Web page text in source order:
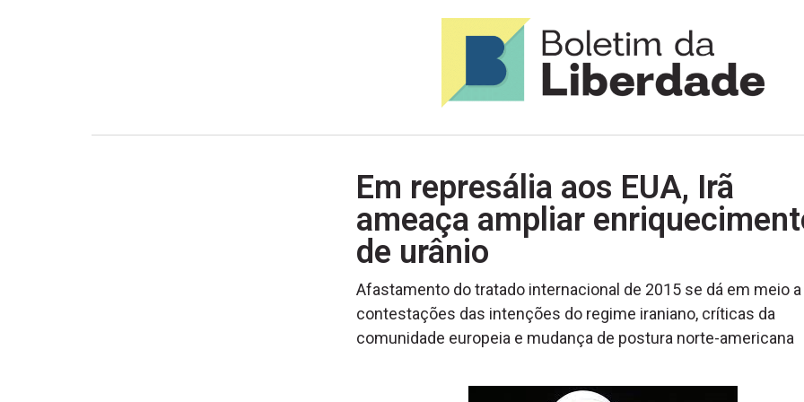
Em represália aos EUA, Irã
ameaça ampliar
de urânio
Afastamento do tratado internacional de 2015 se dá em meio a
contestações das intenções do regime iraniano, críticas da
comunidade europeia e mudança de postura norte-americana